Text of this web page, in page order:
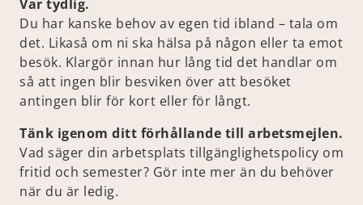
Var tydlig.
Du har kanske behov av egen tid ibland – tala om
det. Likaså om ni ska hälsa på någon eller ta emot
besök. Klargör innan hur lång tid det handlar om
så att ingen blir besviken över att besöket
antingen blir för kort eller för långt.
Tänk igenom ditt förhållande till arbetsmejlen.
Vad säger din arbetsplats tillgänglighetspolicy om
fritid och semester? Gör inte mer än du behöver
när du är ledig.